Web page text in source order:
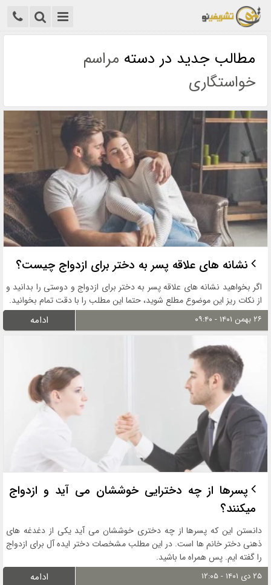
مطالب جدید در دسته مراسم
خواستگاری
نشانه های علاقه پسر به دختر برای ازدواج چیست؟
اگر بخواهید نشانه های علاقه پسر به دختر برای ازدواج و دوستی را بدانید و
از نکات ریز این موضوع مطلع شوید، حتما این مطلب را با دقت تمام بخوانید.
۲۶ بهمن ۱۴۰۱ - ۰۹:۴۰ ادامه
پسرها از چه دخترایی خوششان می آید و ازدواج
میکنند؟
دانستن این که پسرها از چه دختری خوششان می آید یکی از دغدغه های
ذهنی دختر خانم ها است. در این مطلب مشخصات دختر ایده آل برای ازدواج
را گفته ایم. پس همراه ما باشید.
۲۵ دی ۱۴۰۱ - ۱۲:۰۵ ادامه